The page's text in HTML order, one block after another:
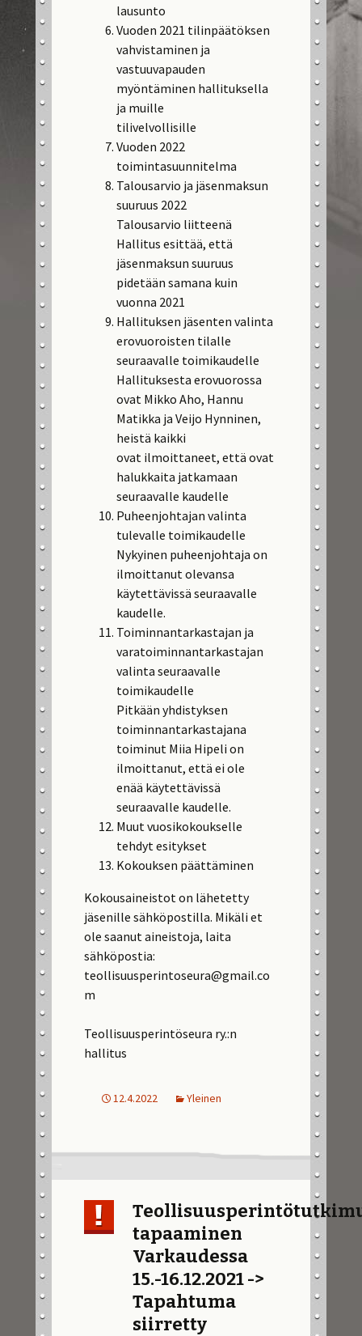
lausunto
Vuoden 2021 tilinpäätöksen
vahvistaminen ja
vastuuvapauden
myöntäminen hallituksella
ja muille
tilivelvollisille
Vuoden 2022
toimintasuunnitelma
Talousarvio ja jäsenmaksun
suuruus 2022
Talousarvio liitteenä
Hallitus esittää, että
jäsenmaksun suuruus
pidetään samana kuin
vuonna 2021
Hallituksen jäsenten valinta
erovuoroisten tilalle
seuraavalle toimikaudelle
Hallituksesta erovuorossa
ovat Mikko Aho, Hannu
Matikka ja Veijo Hynninen,
heistä kaikki
ovat ilmoittaneet, että ovat
halukkaita jatkamaan
seuraavalle kaudelle
Puheenjohtajan valinta
tulevalle toimikaudelle
Nykyinen puheenjohtaja on
ilmoittanut olevansa
käytettävissä seuraavalle
kaudelle.
Toiminnantarkastajan ja
varatoiminnantarkastajan
valinta seuraavalle
toimikaudelle
Pitkään yhdistyksen
toiminnantarkastajana
toiminut Miia Hipeli on
ilmoittanut, että ei ole
enää käytettävissä
seuraavalle kaudelle.
Muut vuosikokoukselle
tehdyt esitykset
Kokouksen päättäminen
Kokousaineistot on lähetetty
jäsenille sähköpostilla. Mikäli et
ole saanut aineistoja, laita
sähköpostia:
teollisuusperintoseura@gmail.co
m
Teollisuusperintöseura ry.:n
hallitus
12.4.2022 Yleinen
tapaaminen
Varkaudessa
15.-16.12.2021 ->
Tapahtuma
siirretty